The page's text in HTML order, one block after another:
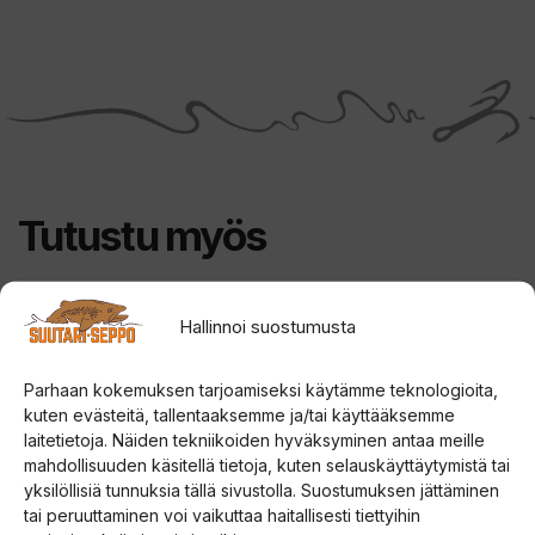
Hallinnoi suostumusta
Parhaan kokemuksen tarjoamiseksi käytämme teknologioita,
kuten evästeitä, tallentaaksemme ja/tai käyttääksemme
laitetietoja. Näiden tekniikoiden hyväksyminen antaa meille
mahdollisuuden käsitellä tietoja, kuten selauskäyttäytymistä tai
yksilöllisiä tunnuksia tällä sivustolla. Suostumuksen jättäminen
tai peruuttaminen voi vaikuttaa haitallisesti tiettyihin
Tutustu myös
Tällä
on
useampi
muunnelma.
Voit
tehdä
Tällä
on
useampi
muunnelma.
Voit
tehdä